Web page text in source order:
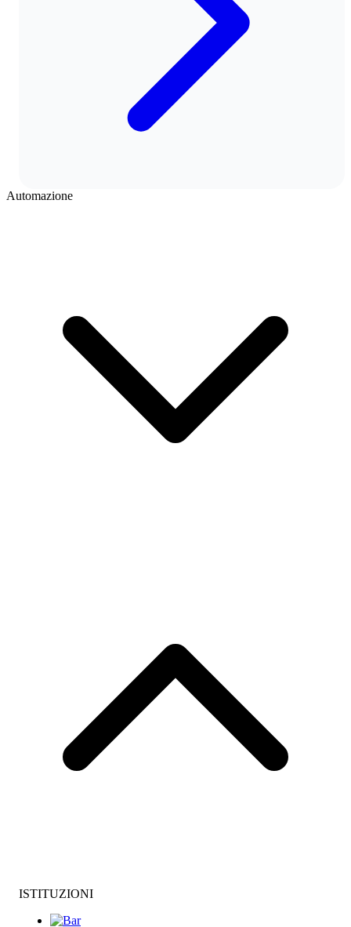
Automazione
ISTITUZIONI